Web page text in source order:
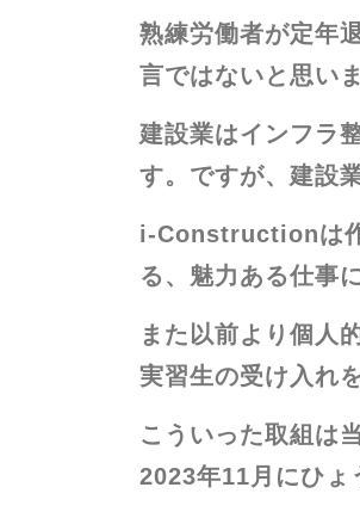
熟練労働者が定年
言ではないと思いま
建設業はインフラ
す。ですが、建設
i-Constructionは作
る、魅力ある仕事
また以前より個人
実習生の受け入れ
こういった取組は
2023年11月にひょ